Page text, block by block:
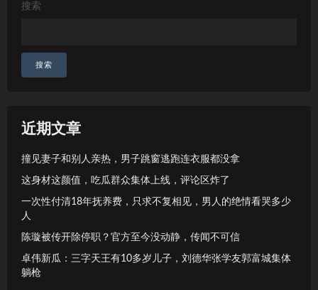
搜索
搜索
近期文章
撞见妻子和别人亲热，男子跳窗逃跑连衣服都没拿
这身材这颜值，吃瓜群众集体上线，评论区炸了
一次性付清18年抚养费，只求不复相见，男人的绝情看哭多少
人
陈璇被传开除停职？官方至今没动静，传闻不可信
卓伟新瓜：三字天王有10多岁儿子，刘德华张学友郭富城集体
躺枪